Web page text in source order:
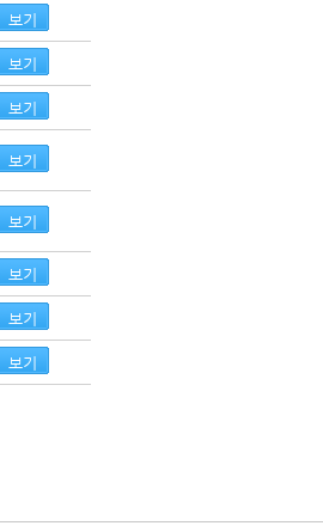
보기
보기
보기
보기
보기
보기
보기
보기